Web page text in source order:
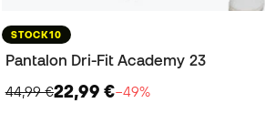
STOCK10
Pantalon Dri-Fit Academy 23
44,99 €22,99 €−49%